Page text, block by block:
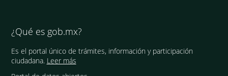
¿Qué es gob.mx?
Es el portal único de trámites, información y participación
ciudadana. Leer más